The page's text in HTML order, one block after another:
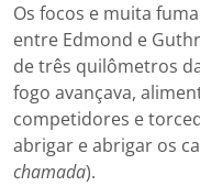
Os focos e muita
entre Edmond e
de três quilômetros
fogo avançava,
competidores e
abrigar e abrigar os
chamada).